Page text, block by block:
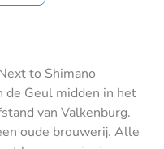
to Shimano
de Geul midden in het
van Valkenburg.
oude brouwerij. Alle